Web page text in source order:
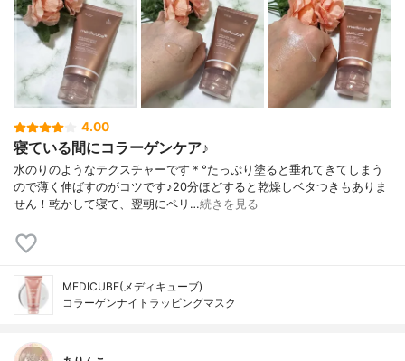
4.00
寝ている間にコラーゲンケア♪
水のりのようなテクスチャーです＊°たっぷり塗ると垂れてきてしまう
ので薄く伸ばすのがコツです♪20分ほどすると乾燥しベタつきもありま
せん！乾かして寝て、翌朝にペリ…続きを見る
MEDICUBE(メディキューブ)
コラーゲンナイトラッピングマスク